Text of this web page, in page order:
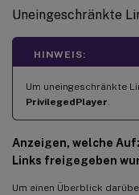
Uneingeschränkte
HINWEIS:
Um uneingeschränkte
PrivilegedPlayer.
Anzeigen, welche
Links freigegeben
Um einen Überblick